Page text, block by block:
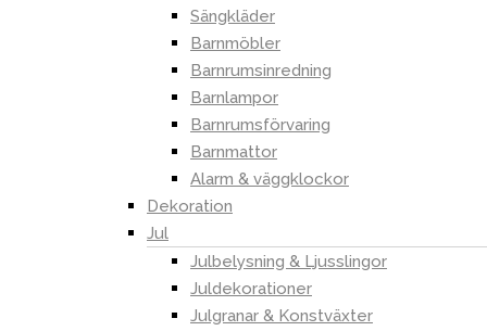
Sängkläder
Barnmöbler
Barnrumsinredning
Barnlampor
Barnrumsförvaring
Barnmattor
Alarm & väggklockor
Dekoration
Jul
Julbelysning & Ljusslingor
Juldekorationer
Julgranar & Konstväxter
Köp- och leveransvillkor
Leveranser
Ångerrätt och reklamation
Integritetspolicy
Kundtjänst
kundservice@handelsavenyn.se